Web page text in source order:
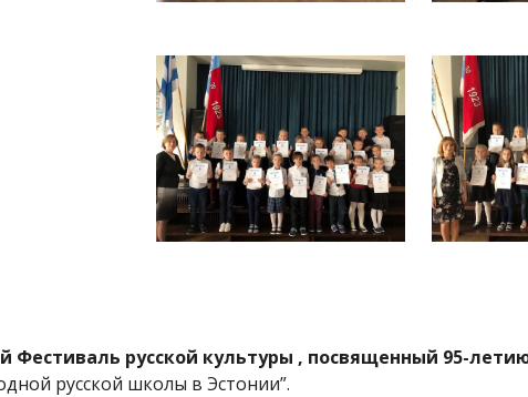
Фестиваль русской культуры , посвященный 95-
русской школы в Эстонии”.